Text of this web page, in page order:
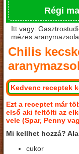
Régi
Itt vagy:
mézes
Chilis
Kedvenc receptek
Ezt a receptet már
első aki feltölti az
vele (Spar, Penny
Mi kellhet hozzá?
cukor